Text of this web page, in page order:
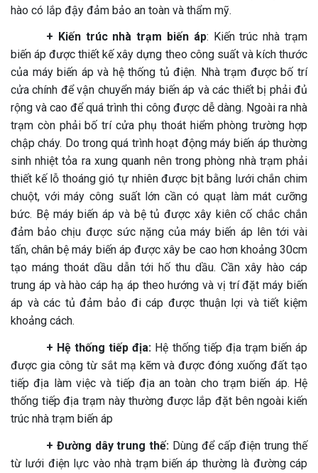
hào có lắp đậy đảm bảo an toàn và thẩm mỹ.
+ Kiến trúc nhà trạm biến áp: Kiến trúc nhà trạm
biến áp được thiết kế xây dựng theo công suất và kích thước
của máy biến áp và hệ thống tủ điện. Nhà trạm được bố trí
cửa chính để vận chuyển máy biến áp và các thiết bị phải đủ
rộng và cao để quá trình thi công được dễ dàng. Ngoài ra nhà
trạm còn phải bố trí cửa phụ thoát hiểm phòng trường hợp
chập cháy. Do trong quá trình hoạt động máy biến áp thường
sinh nhiệt tỏa ra xung quanh nên trong phòng nhà trạm phải
thiết kế lỗ thoáng gió tự nhiên được bịt bằng lưới chắn chim
chuột, với máy công suất lớn cần có quạt làm mát cưỡng
bức. Bệ máy biến áp và bệ tủ được xây kiên cố chắc chắn
đảm bảo chịu được sức nặng của máy biến áp lên tới vài
tấn, chân bệ máy biến áp được xây be cao hơn khoảng 30cm
tạo máng thoát dầu dẫn tới hố thu dầu. Cần xây hào cáp
trung áp và hào cáp hạ áp theo hướng và vị trí đặt máy biến
áp và các tủ đảm bảo đi cáp được thuận lợi và tiết kiệm
khoảng cách.
+ Hệ thống tiếp địa: Hệ thống tiếp địa trạm biến áp
được gia công từ sắt mạ kẽm và được đóng xuống đất tạo
tiếp địa làm việc và tiếp địa an toàn cho trạm biến áp. Hệ
thống tiếp địa trạm này thường được lắp đặt bên ngoài kiến
trúc nhà trạm biến áp
+ Đường dây trung thế: Dùng để cấp điện trung thế
từ lưới điện lực vào nhà trạm biến áp thường là đường cáp